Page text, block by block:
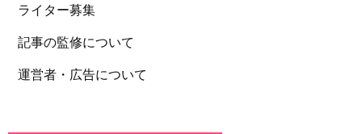
ライター募集
記事の監修について
運営者・広告について